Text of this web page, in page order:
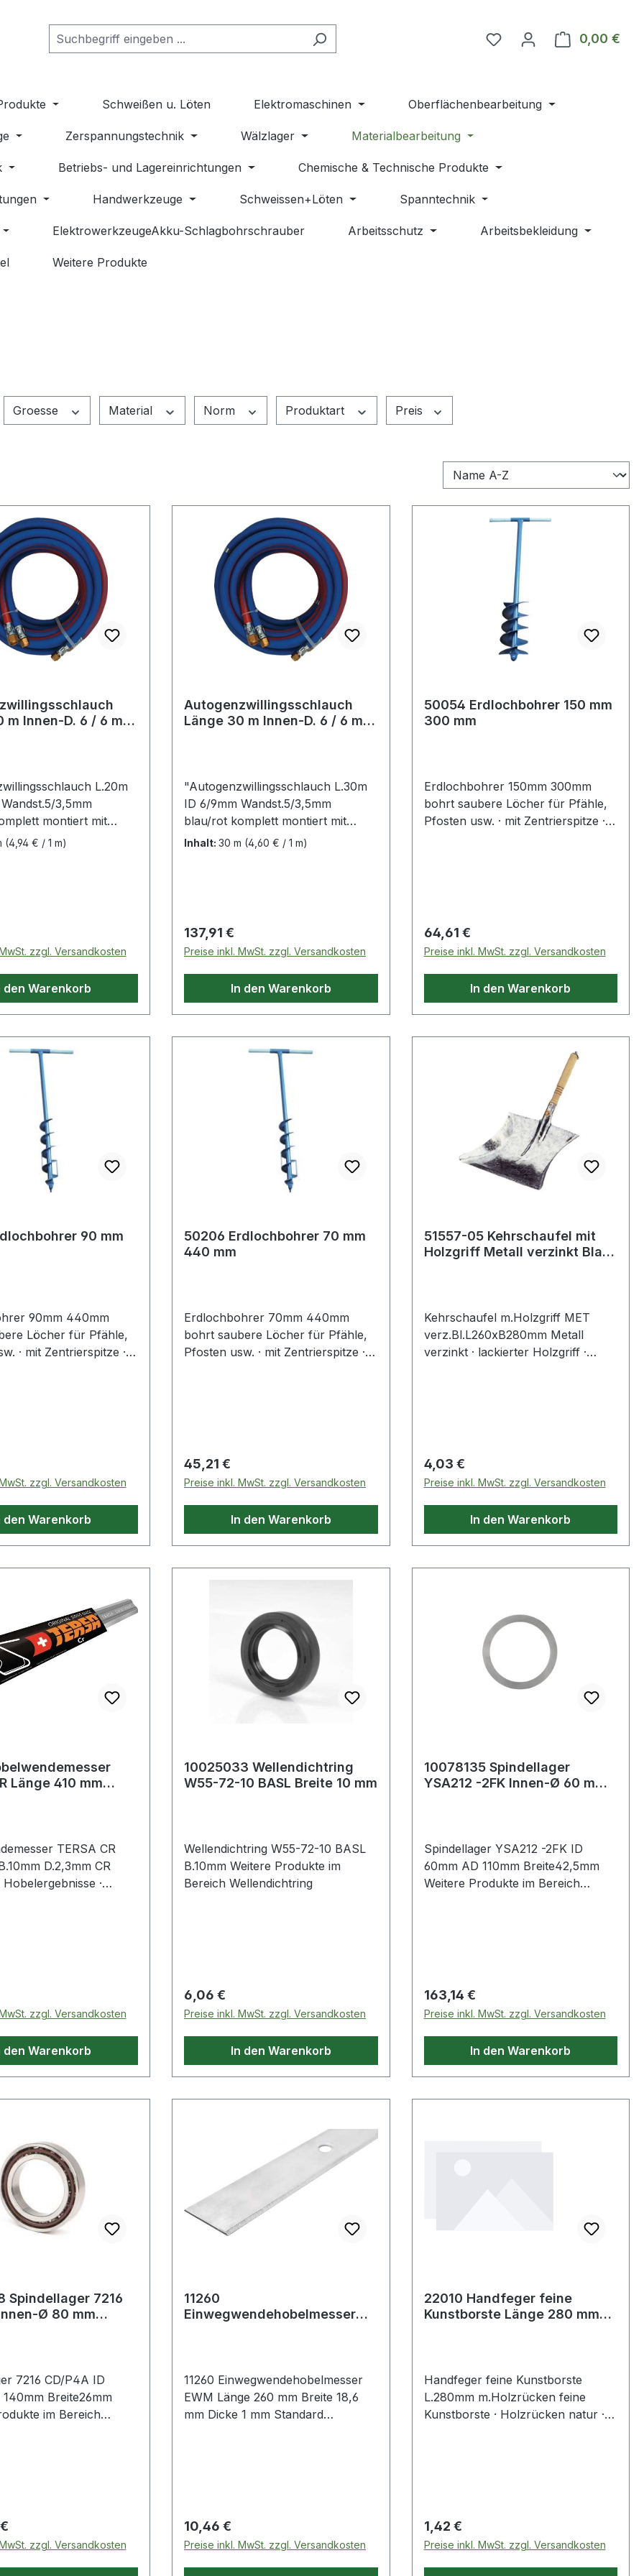
Du hast 0 Produkte auf
0,00 €
Schweißen u. Löten Elektromaschinen Oberflächenbearbeitung
Zerspannungstechnik Wälzlager Materialbearbeitung
Betriebs- und Lagereinrichtungen Chemische & Technische Produkte
Handwerkzeuge Schweissen+Löten Spanntechnik
ElektrowerkzeugeAkku-Schlagbohrschrauber Arbeitsschutz Arbeitsbekleidung
Weitere Produkte
Groesse Material Norm Produktart Preis
m Innen-D. 6 / 6 mm
L.20m
3,5mm
montiert mit
und Schlauchtülle
1/4"" RH
9 x 3,5 mm
LH Weitere
Eigenschaften: · Farbe:
(4,94 € / 1 m)
zzgl. Versandkosten
den Warenkorb
Autogenzwillingsschlauch
Länge 30 m Innen-D. 6 / 6 mm
"Autogenzwillingsschlauch L.30m
ID 6/9mm Wandst.5/3,5mm
blau/rot komplett montiert mit
Überwurfmutter und Schlauchtülle
mm beidseitig 1/4"" RH
Acetylenschlauch: 9 x 3,5 mm
beidseitig 3,8"" LH Weitere
technische Eigenschaften: · Farbe:
Inhalt: 30 m (4,60 € / 1 m)
Regulärer Preis:
137,91 €
Preise inkl. MwSt. zzgl. Versandkosten
In den Warenkorb
50054 Erdlochbohrer 150 mm
300 mm
Erdlochbohrer 150mm 300mm
bohrt saubere Löcher für Pfähle,
Pfosten usw. · mit Zentrierspitze ·
Regulärer Preis:
64,61 €
Preise inkl. MwSt. zzgl. Versandkosten
In den Warenkorb
90 mm
90mm 440mm
Löcher für Pfähle,
· mit Zentrierspitze ·
zzgl. Versandkosten
den Warenkorb
50206 Erdlochbohrer 70 mm
440 mm
Erdlochbohrer 70mm 440mm
bohrt saubere Löcher für Pfähle,
Pfosten usw. · mit Zentrierspitze ·
Regulärer Preis:
45,21 €
Preise inkl. MwSt. zzgl. Versandkosten
In den Warenkorb
51557-05 Kehrschaufel mit
Holzgriff Metall verzinkt Blatt
Kehrschaufel m.Holzgriff MET
verz.Bl.L260xB280mm Metall
verzinkt · lackierter Holzgriff ·
Regulärer Preis:
4,03 €
Preise inkl. MwSt. zzgl. Versandkosten
In den Warenkorb
Länge 410 mm
TERSA CR
D.2,3mm CR
·
zzgl. Versandkosten
den Warenkorb
10025033 Wellendichtring
W55-72-10 BASL Breite 10 mm
Wellendichtring W55-72-10 BASL
B.10mm Weitere Produkte im
Bereich Wellendichtring
Regulärer Preis:
6,06 €
Preise inkl. MwSt. zzgl. Versandkosten
In den Warenkorb
10078135 Spindellager
YSA212 -2FK Innen-Ø 60 mm
Spindellager YSA212 -2FK ID
60mm AD 110mm Breite42,5mm
Weitere Produkte im Bereich
Regulärer Preis:
163,14 €
Preise inkl. MwSt. zzgl. Versandkosten
In den Warenkorb
Spindellager 7216
Ø 80 mm
7216 CD/P4A ID
Breite26mm
im Bereich
zzgl. Versandkosten
11260
Einwegwendehobelmesser
11260 Einwegwendehobelmesser
EWM Länge 260 mm Breite 18,6
mm Dicke 1 mm Standard
Nachschleifen, Abziehen oder
Einstellen der Hobelmesser
notwendig
Regulärer Preis:
10,46 €
Preise inkl. MwSt. zzgl. Versandkosten
22010 Handfeger feine
Kunstborste Länge 280 mm
Handfeger feine Kunstborste
L.280mm m.Holzrücken feine
Kunstborste · Holzrücken natur ·
Regulärer Preis:
1,42 €
Preise inkl. MwSt. zzgl. Versandkosten